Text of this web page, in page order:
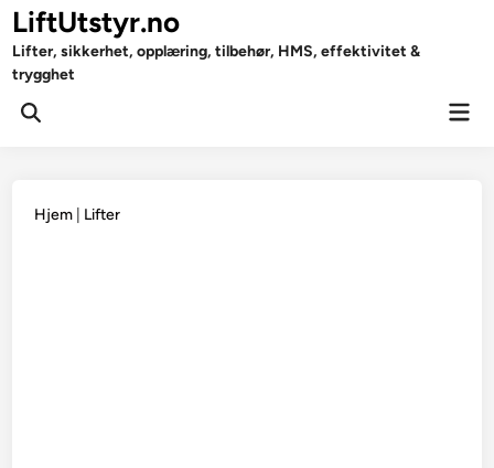
Skip
to
content
LiftUtstyr.no
Lifter, sikkerhet, opplæring, tilbehør, HMS, effektivitet &
trygghet
Open
Hjem Lifter